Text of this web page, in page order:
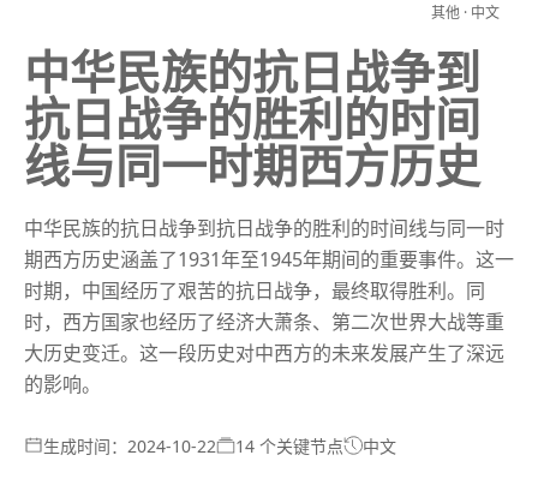
其他 · 中文
中华民族的抗日战争到
抗日战争的胜利的时间
线与同一时期西方历史
中华民族的抗日战争到抗日战争的胜利的时间线与同一时
期西方历史涵盖了1931年至1945年期间的重要事件。这一
时期，中国经历了艰苦的抗日战争，最终取得胜利。同
时，西方国家也经历了经济大萧条、第二次世界大战等重
大历史变迁。这一段历史对中西方的未来发展产生了深远
的影响。
生成时间：2024-10-22 14 个关键节点 中文